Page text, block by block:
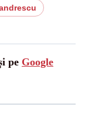
pe Google